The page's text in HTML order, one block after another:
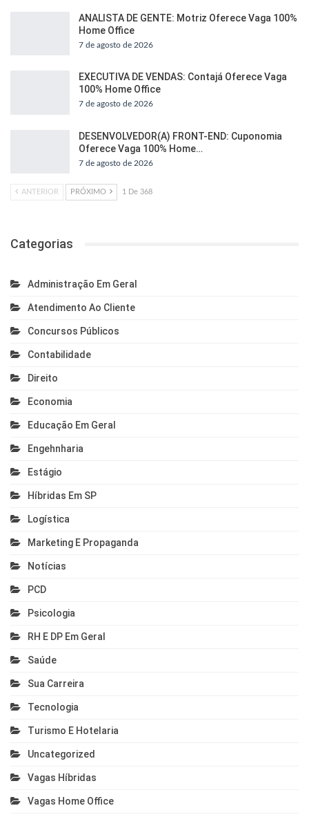
ANALISTA DE GENTE: Motriz Oferece Vaga 100%
Home Office
7 de agosto de 2026
EXECUTIVA DE VENDAS: Contajá Oferece Vaga
100% Home Office
7 de agosto de 2026
DESENVOLVEDOR(A) FRONT-END: Cuponomia
Oferece Vaga 100% Home…
7 de agosto de 2026
ANTERIOR PRÓXIMO 1 De 368
Categorias
Administração Em Geral
Atendimento Ao Cliente
Concursos Públicos
Contabilidade
Direito
Economia
Educação Em Geral
Engehnharia
Estágio
Híbridas Em SP
Logística
Marketing E Propaganda
Notícias
PCD
Psicologia
RH E DP Em Geral
Saúde
Sua Carreira
Tecnologia
Turismo E Hotelaria
Uncategorized
Vagas Híbridas
Vagas Home Office